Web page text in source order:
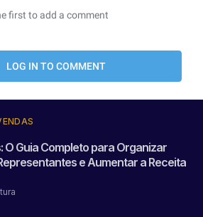
O Guia Completo para Organizar
e Aumentar a Receita